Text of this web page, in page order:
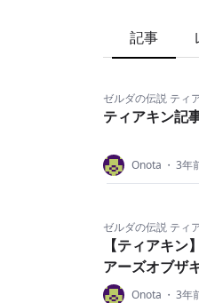
記事
ゼルダの伝説 ティ
ティアキン記
Onota ・ 3年
ゼルダの伝説 ティ
【ティアキ
アーズオブザ
Onota ・ 3年